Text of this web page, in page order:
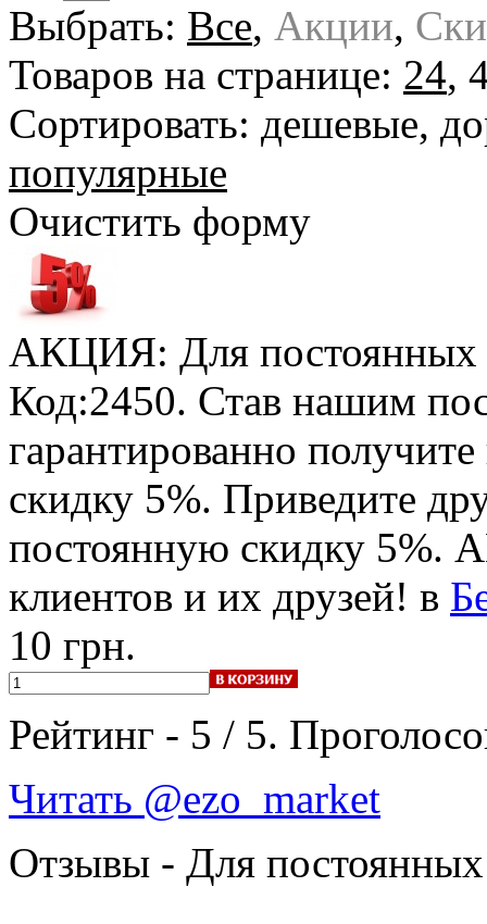
Выбрать: Все, Акции,
Товаров на странице: 24,
Сортировать: дешевые,
популярные
Очистить форму
АКЦИЯ: Для постоянных
Код:2450. Став нашим
гарантированно
скидку 5%. Приведите
постоянную скидку 5%.
клиентов и их друзей! в
10 грн.
Рейтинг - 5 / 5.
Читать @ezo_market
Отзывы - Для